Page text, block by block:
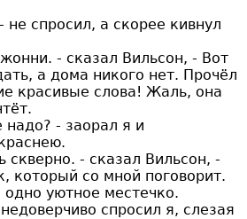
не спросил, а скорее кивнул
- сказал Вильсон, - Вот
а дома никого нет. Прочёл
красивые слова! Жаль, она
надо? - заорал я и
скверно. - сказал Вильсон, -
который со мной поговорит.
уютное местечко.
спросил я, слезая